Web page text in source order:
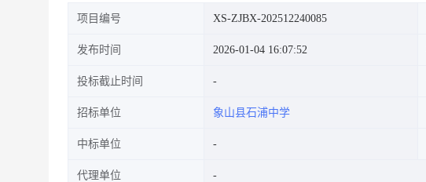
项目编号 XS-ZJBX-202512240085
发布时间 2026-01-04 16:07:52
投标截止时间
招标单位 象山县石浦中学
中标单位
代理单位